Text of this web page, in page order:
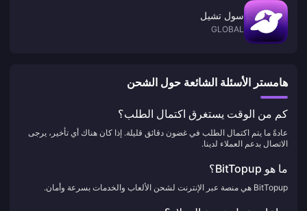
سول تشيل
GLOBAL
هامستر الأسئلة الشائعة حول الشحن
كم من الوقت يستغرق اكتمال الطلب؟
عادةً ما يتم اكتمال الطلب في غضون دقائق قليلة. إذا كان هناك أي تأخير، يرجى
الاتصال بدعم العملاء لدينا.
ما هو BitTopup؟
BitTopup هي منصة عبر الإنترنت لشحن الألعاب والخدمات بسرعة وأمان.